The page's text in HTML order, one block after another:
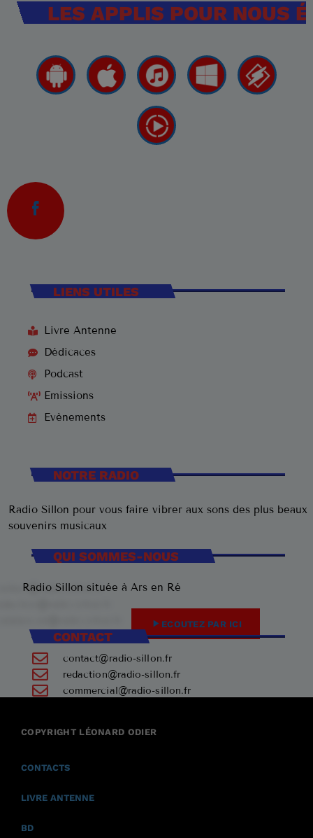
LES APPLIS POUR NOUS
LIENS UTILES
Livre Antenne
Dédicaces
Podcast
Emissions
Evènements
NOTRE RADIO
Radio Sillon pour vous faire vibrer aux sons des plus beaux
souvenirs musicaux
play_arrow ECOUTEZ PAR ICI
QUI SOMMES-NOUS
Radio Sillon située à Ars en Ré
CONTACT
+33 7 45 23 74 84
contact@radio-sillon.fr
redaction@radio-sillon.fr
commercial@radio-sillon.fr
COPYRIGHT LÉONARD ODIER
CONTACTS
LIVRE ANTENNE
BD